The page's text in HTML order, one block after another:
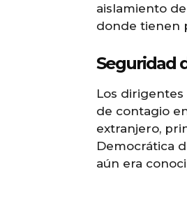
aislamiento
donde tienen
Seguridad
Los
de contagio
extranjero,
Democrática
aún era